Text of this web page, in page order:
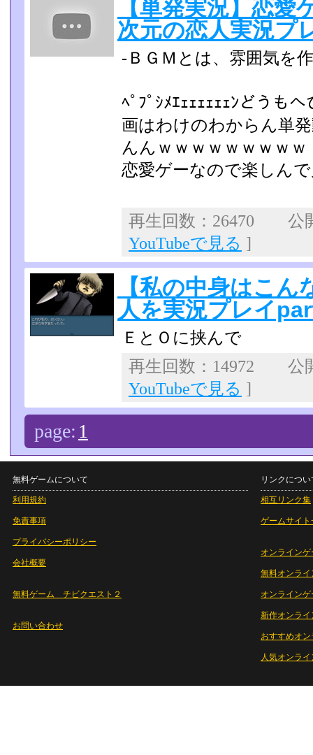
【単発実況】恋
次元の恋人実況プ
-ＢＧＭとは、雰囲気を
ﾍﾟﾌﾟｼﾒｴｪｪｪｪｪｪﾝどうも
画はわけのわからん単­
んんｗｗｗｗｗｗｗｗｗ
恋愛ゲーなので楽しん
再生回数：26470 公
YouTubeで見る ]
【私の中身はこ
人を実況プレイ
ＥとＯに挟んで
再生回数：14972 公
YouTubeで見る ]
page: 1
無料ゲームについて
利用規約
免責事項
プライバシーポリシー
会社概要
無料ゲーム チビクエスト２
お問い合わせ
リンクについ
相互リンク集
ゲームサイト
オンラインゲ
無料オンライ
オンライン
新作オンライ
おすすめオ
人気オンラ